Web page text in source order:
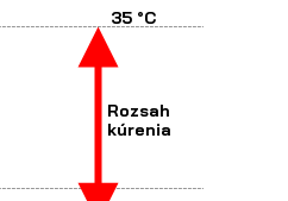
Rozsah
kúrenia
35 °C